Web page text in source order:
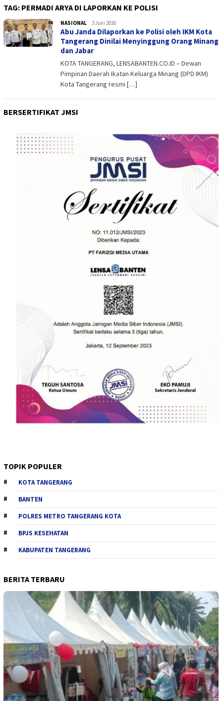
TAG: PERMADI ARYA DI LAPORKAN KE POLISI
NASIONAL admin
3 Juni 2026
Abu Janda Dilaporkan ke Polisi oleh IKM Kota
Tangerang Dinilai Menyinggung Orang Minang
dan Jabar
KOTA TANGERANG, LENSABANTEN.CO.ID – Dewan
Pimpinan Daerah Ikatan Keluarga Minang (DPD IKM)
Kota Tangerang resmi […]
BERSERTIFIKAT JMSI
TOPIK POPULER
KOTA TANGERANG
BANTEN
POLRES METRO TANGERANG KOTA
BPJS KESEHATAN
KABUPATEN TANGERANG
BERITA TERBARU